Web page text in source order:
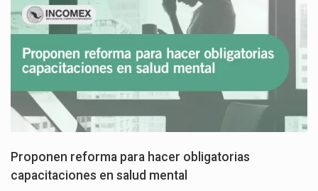
Proponen reforma para hacer obligatorias
capacitaciones en salud mental